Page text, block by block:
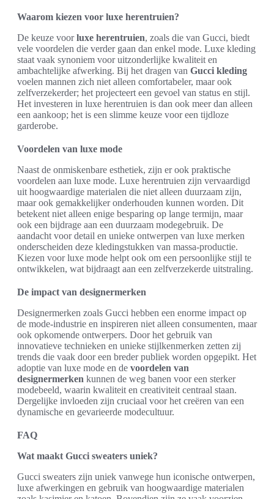
Waarom kiezen voor luxe herentruien?
De keuze voorluxe herentruien, zoals die van Gucci, biedt
vele voordelen die verder gaan dan enkel mode. Luxe kleding
staat vaak synoniem voor uitzonderlijke kwaliteit en
ambachtelijke afwerking. Bij het dragen van Gucci kleding
voelen mannen zich niet alleen comfortabeler, maar ook
zelfverzekerder; het projecteert een gevoel van status en stijl.
Het investeren in luxe herentruien is dan ook meer dan alleen
een aankoop; het is een slimme keuze voor een tijdloze
garderobe.
Voordelen van luxe mode
Naast de onmiskenbare esthetiek, zijn er ook praktische
voordelen aan luxe mode. Luxe herentruien zijn vervaardigd
uit hoogwaardige materialen die niet alleen duurzaam zijn,
maar ook gemakkelijker onderhouden kunnen worden. Dit
betekent niet alleen enige besparing op lange termijn, maar
ook een bijdrage aan een duurzaam modegebruik. De
aandacht voor detail en unieke ontwerpen van luxe merken
onderscheiden deze kledingstukken van massa-productie.
Kiezen voor luxe mode helpt ook om een persoonlijke stijl te
ontwikkelen, wat bijdraagt aan een zelfverzekerde uitstraling.
De impact van designermerken
Designermerken zoals Gucci hebben een enorme impact op
de mode-industrie en inspireren niet alleen consumenten, maar
ook opkomende ontwerpers. Door het gebruik van
innovatieve technieken en unieke stijlkenmerken zetten zij
trends die vaak door een breder publiek worden opgepikt. Het
adoptie van luxe mode en de voordelen van
designermerken kunnen de weg banen voor een sterker
modebeeld, waarin kwaliteit en creativiteit centraal staan.
Dergelijke invloeden zijn cruciaal voor het creëren van een
dynamische en gevarieerde modecultuur.
FAQ
Wat maakt Gucci sweaters uniek?
Gucci sweaters zijn uniek vanwege hun iconische ontwerpen,
luxe afwerkingen en gebruik van hoogwaardige materialen